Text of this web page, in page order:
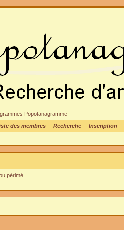
Popotanagramme
des membres Recherche Inscription
périmé.